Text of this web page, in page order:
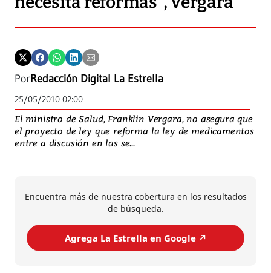
PorRedacción Digital La Estrella
25/05/2010 02:00
El ministro de Salud, Franklin Vergara, no asegura que
el proyecto de ley que reforma la ley de medicamentos
entre a discusión en las se...
Encuentra más de nuestra cobertura en los resultados
de búsqueda.
Agrega La Estrella en Google ↗️